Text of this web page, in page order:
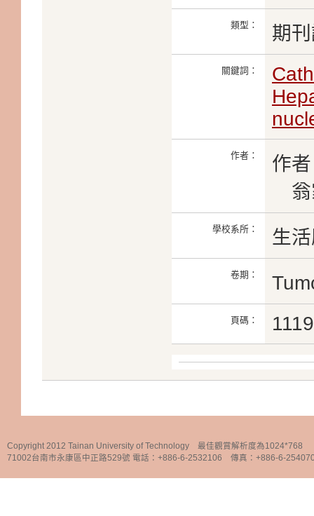
類型： 期
關鍵詞：
作者：
作
翁
學校系所： 生
卷期：
頁碼：
Copyright 2012 Tainan University of Technology 最佳觀賞解析度為1024*768
71002台南市永康區中正路529號 電話：+886-6-2532106 傳真：+886-6-